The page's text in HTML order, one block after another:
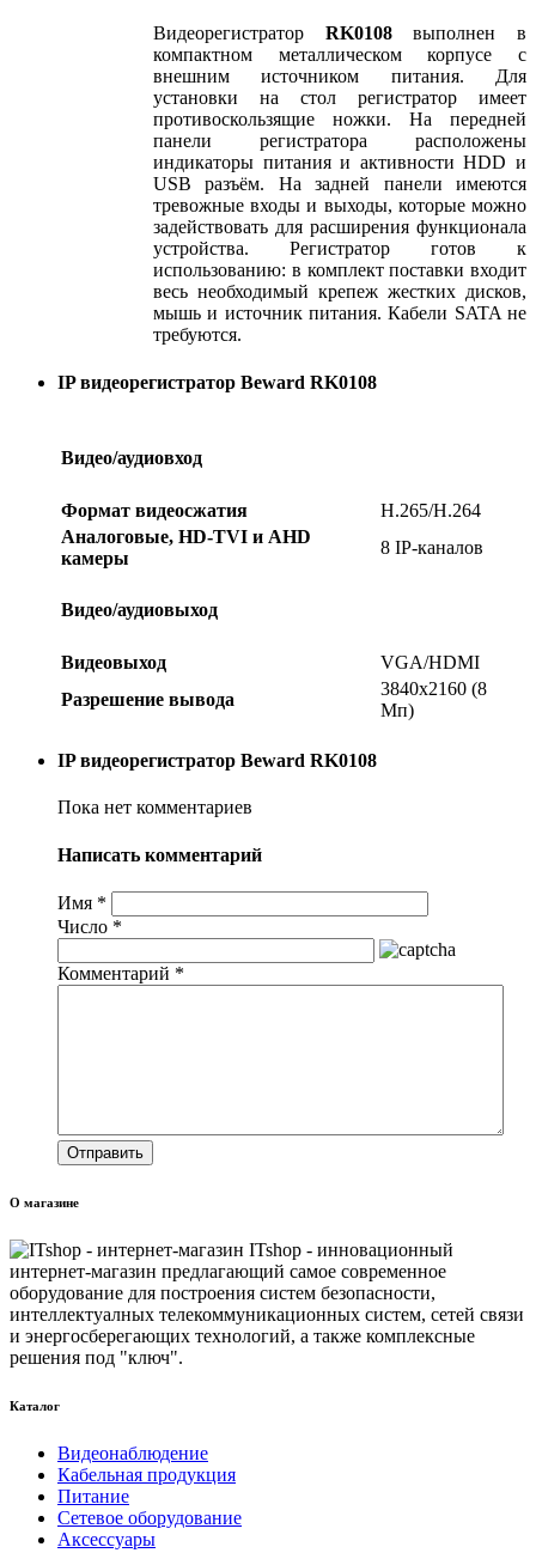
Видеорегистратор RK0108выполнен в
компактном металлическом корпусе с
внешним источником питания. Для
установки на стол регистратор имеет
противоскользящие ножки. На передней
панели регистратора расположены
индикаторы питания и активности HDD и
USB разъём. На задней панели имеются
тревожные входы и выходы, которые можно
задействовать для расширения функционала
устройства. Регистратор готов к
использованию: в комплект поставки входит
весь необходимый крепеж жестких дисков,
мышь и источник питания. Кабели SATA не
требуются.
IP видеорегистратор Beward RK0108
Видео/аудиовход
Формат видеосжатия
H.265/H.264
Аналоговые, HD-TVI и AHD
камеры
8 IP-каналов
Видео/аудиовыход
Видеовыход
VGA/HDMI
Разрешение вывода
3840x2160 (8
Мп)
IP видеорегистратор Beward RK0108
Пока нет комментариев
Написать комментарий
Имя *
Число *
Комментарий *
О магазине
ITshop - инновационный
интернет-магазин предлагающий самое современное
оборудование для построения систем безопасности,
интеллектуалных телекоммуникационных систем, сетей связи
и энергосберегающих технологий, а также комплексные
решения под "ключ".
Каталог
Видеонаблюдение
Кабельная продукция
Питание
Сетевое оборудование
Аксессуары